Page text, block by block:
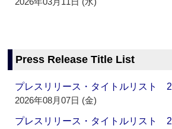
Press Release Title List
プレスリリース・タイトルリスト
2026年08月07日 (金)
プレスリリース・タイトルリスト